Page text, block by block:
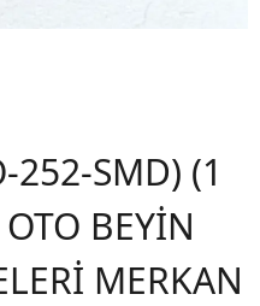
252-SMD) (1
BEYİN
MERKAN